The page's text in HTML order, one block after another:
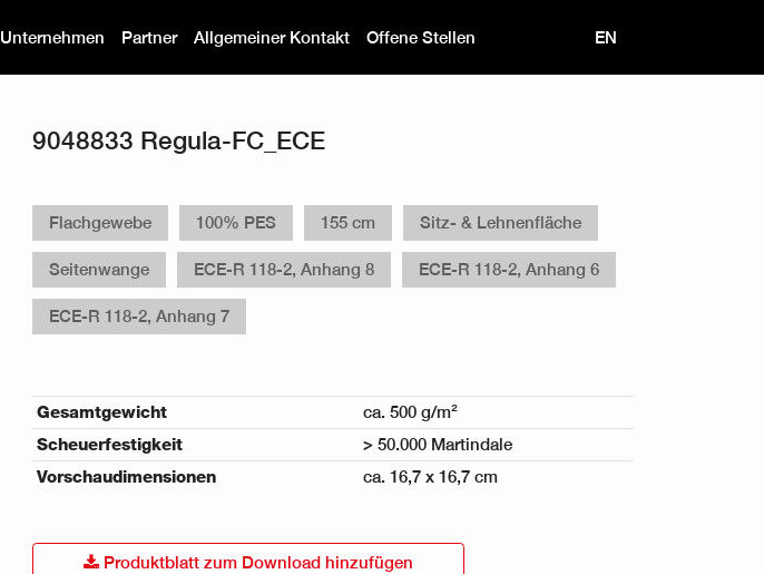
Unternehmen Partner Allgemeiner Kontakt Offene Stellen EN
9048833 Regula-FC_ECE
Flachgewebe 100% PES 155 cm Sitz- & Lehnenfläche
Seitenwange ECE-R 118-2, Anhang 8 ECE-R 118-2, Anhang 6
ECE-R 118-2, Anhang 7
Gesamtgewicht
ca. 500 g/m²
Scheuerfestigkeit
> 50.000 Martindale
Vorschaudimensionen
ca. 16,7 x 16,7 cm
Produktblatt zum Download hinzufügen